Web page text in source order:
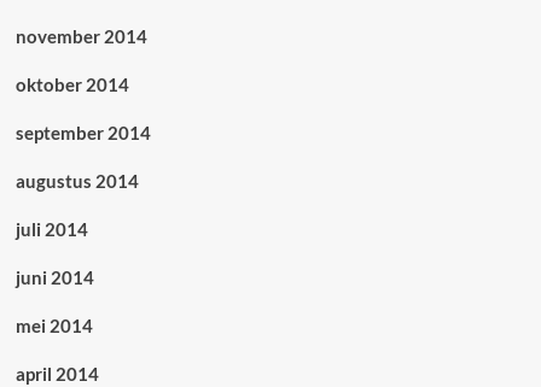
november 2014
oktober 2014
september 2014
augustus 2014
juli 2014
juni 2014
mei 2014
april 2014